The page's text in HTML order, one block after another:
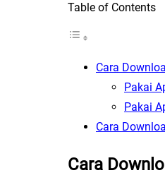
Table of Contents
Cara
Pakai
Pakai
Cara
Cara